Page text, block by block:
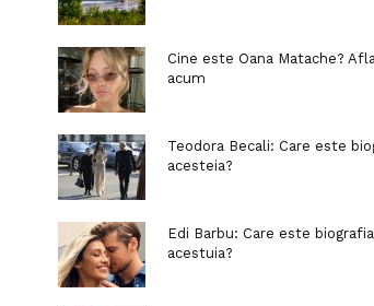
Cine este Oana Matache?
acum
Teodora Becali: Care este
acesteia?
Edi Barbu: Care este biografia
acestuia?